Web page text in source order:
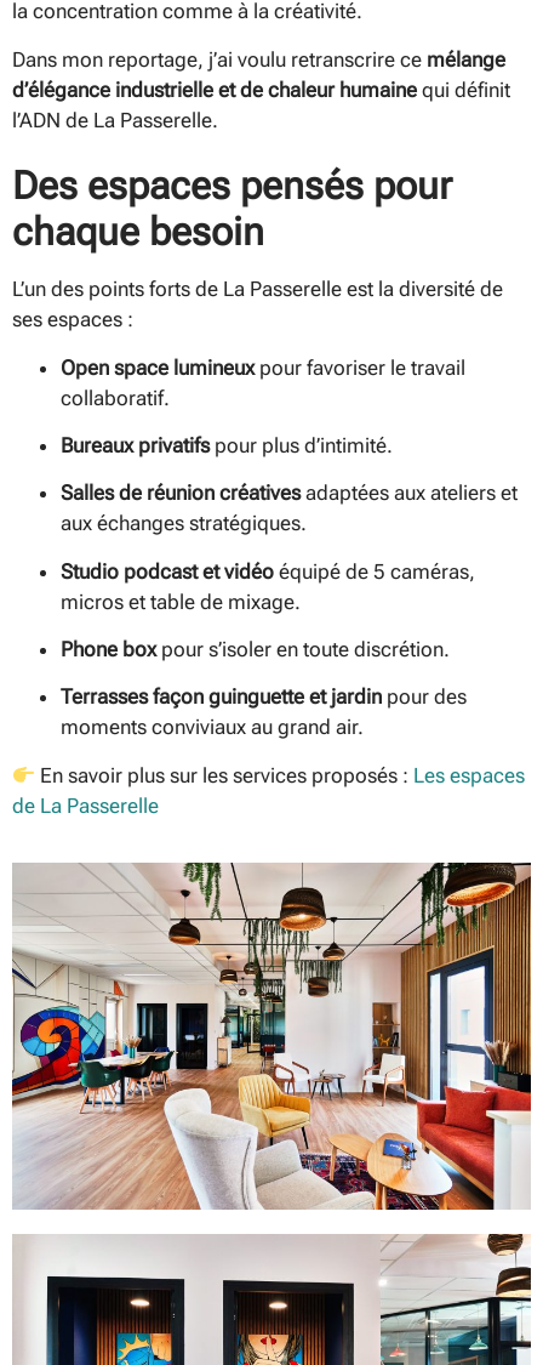
la concentration comme à la créativité.
Dans mon reportage, j’ai voulu retranscrire ce mélange
d’élégance industrielle et de chaleur humaine qui définit
l’ADN de La Passerelle.
Des espaces pensés pour
chaque besoin
L’un des points forts de La Passerelle est la diversité de
ses espaces :
Open space lumineuxpour favoriser le travail
collaboratif.
Bureaux privatifspour plus d’intimité.
Salles de réunion créativesadaptées aux ateliers et
aux échanges stratégiques.
Studio podcast et vidéo équipé de 5 caméras,
micros et table de mixage.
Phone boxpour s’isoler en toute discrétion.
Terrasses façon guinguette et jardin pour des
moments conviviaux au grand air.
En savoir plus sur les services proposés : Les espaces
de La Passerelle